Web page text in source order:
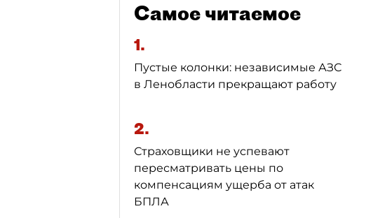
Самое читаемое
1.
Пустые колонки: независимые АЗС
в Ленобласти прекращают работу
2.
Страховщики не успевают
пересматривать цены по
компенсациям ущерба от атак
БПЛА